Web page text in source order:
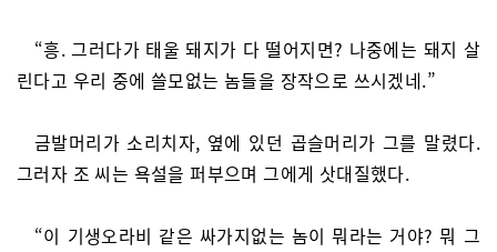
“흥. 그러다가 태울 돼지가 다 떨어지면? 나중에는 돼지 살
린다고 우리 중에 쓸모없는 놈들을 장작으로 쓰시겠네.”
금발머리가 소리치자, 옆에 있던 곱슬머리가 그를 말렸다.
그러자 조 씨는 욕설을 퍼부으며 그에게 삿대질했다.
“이 기생오라비 같은 싸가지없는 놈이 뭐라는 거야? 뭐 그